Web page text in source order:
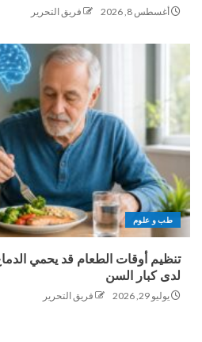
أغسطس 8, 2026 فريق التحرير
طب و علوم
تنظيم أوقات الطعام قد يحمي
لدى كبار السن
يوليو 29, 2026 فريق التحرير